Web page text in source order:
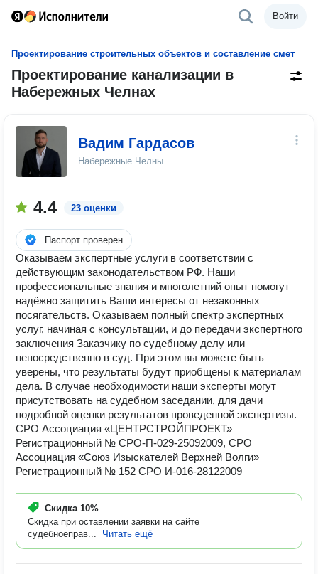
Войти
Проектирование строительных объектов и составление смет
Проектирование канализации в
Набережных Челнах
Вадим Гардасов
Набережные Челны
4.4 23 оценки
Паспорт проверен
Оказываем экспертные услуги в соответствии с
действующим законодательством РФ. Наши
профессиональные знания и многолетний опыт помогут
надёжно защитить Ваши интересы от незаконных
посягательств. Оказываем полный спектр экспертных
услуг, начиная с консультации, и до передачи экспертного
заключения Заказчику по судебному делу или
непосредственно в суд. При этом вы можете быть
уверены, что результаты будут приобщены к материалам
дела. В случае необходимости наши эксперты могут
присутствовать на судебном заседании, для дачи
подробной оценки результатов проведенной экспертизы.
СРО Ассоциация «ЦЕНТРСТРОЙПРОЕКТ»
Регистрационный № СРО-П-029-25092009, СРО
Ассоциация «Союз Изыскателей Верхней Волги»
Регистрационный № 152 СРО И-016-28122009
Скидка 10%
Скидка при оставлении заявки на сайте
судебноеправ...
Читать ещё